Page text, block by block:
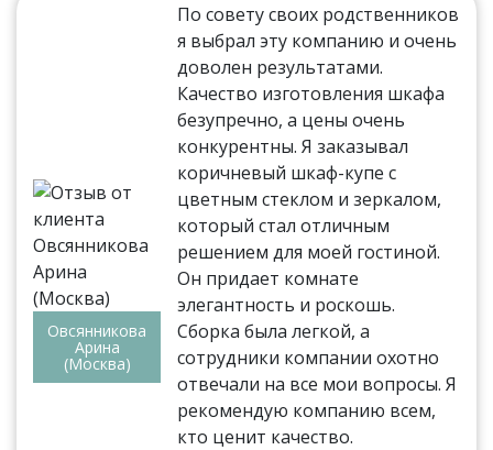
Овсянникова
Арина
(Москва)
По совету своих родственников
я выбрал эту компанию и очень
доволен результатами.
Качество изготовления шкафа
безупречно, а цены очень
конкурентны. Я заказывал
коричневый шкаф-купе с
цветным стеклом и зеркалом,
который стал отличным
решением для моей гостиной.
Он придает комнате
элегантность и роскошь.
Сборка была легкой, а
сотрудники компании охотно
отвечали на все мои вопросы. Я
рекомендую компанию всем,
кто ценит качество.